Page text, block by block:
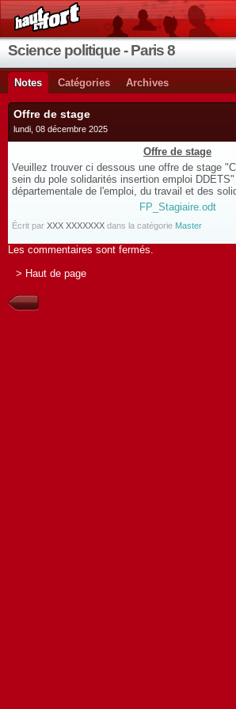
Science politique - Paris 8
Notes Catégories Archives
Offre de stage
lundi, 08 décembre 2025
Offre de stage
Veuillez trouver ci dessous une offre de stage
sein du pole solidarités insertion emploi
départementale de l'emploi, du travail et des
FP_Stagiaire.odt
Écrit par XXX XXXXXXX dans la catégorie Master
Les commentaires sont fermés.
> Haut de page